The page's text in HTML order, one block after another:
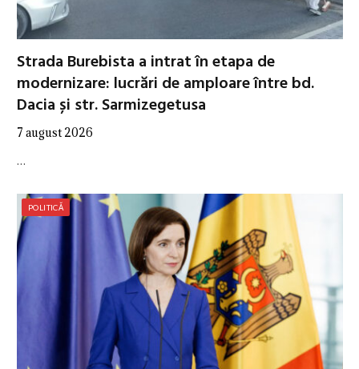
Strada Burebista a intrat în etapa de
modernizare: lucrări de amploare între bd.
Dacia și str. Sarmizegetusa
7 august 2026
…
POLITICĂ